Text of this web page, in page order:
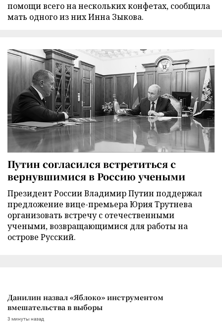
помощи всего на нескольких конфетах, сообщила
мать одного из них Инна Зыкова.
Путин согласился встретиться с
вернувшимися в Россию учеными
Президент России Владимир Путин поддержал
предложение вице-премьера Юрия Трутнева
организовать встречу с отечественными
учеными, возвращающимися для работы на
острове Русский.
Данилин назвал «Яблоко» инструментом
вмешательства в выборы
3 минуты назад